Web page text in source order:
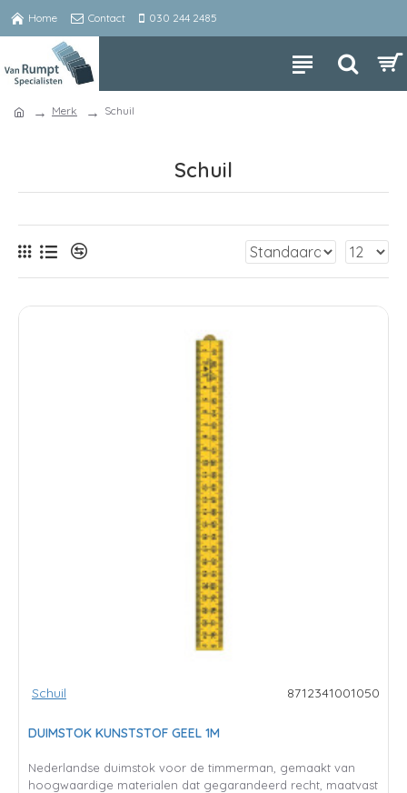
Home Contact 030 244 2485
Merk Schuil
Schuil
Schuil 8712341001050
DUIMSTOK KUNSTSTOF GEEL 1M
Nederlandse duimstok voor de timmerman, gemaakt van
hoogwaardige materialen dat gegarandeerd recht, maatvast